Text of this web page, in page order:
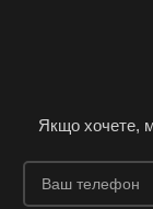
Якщо хочете,